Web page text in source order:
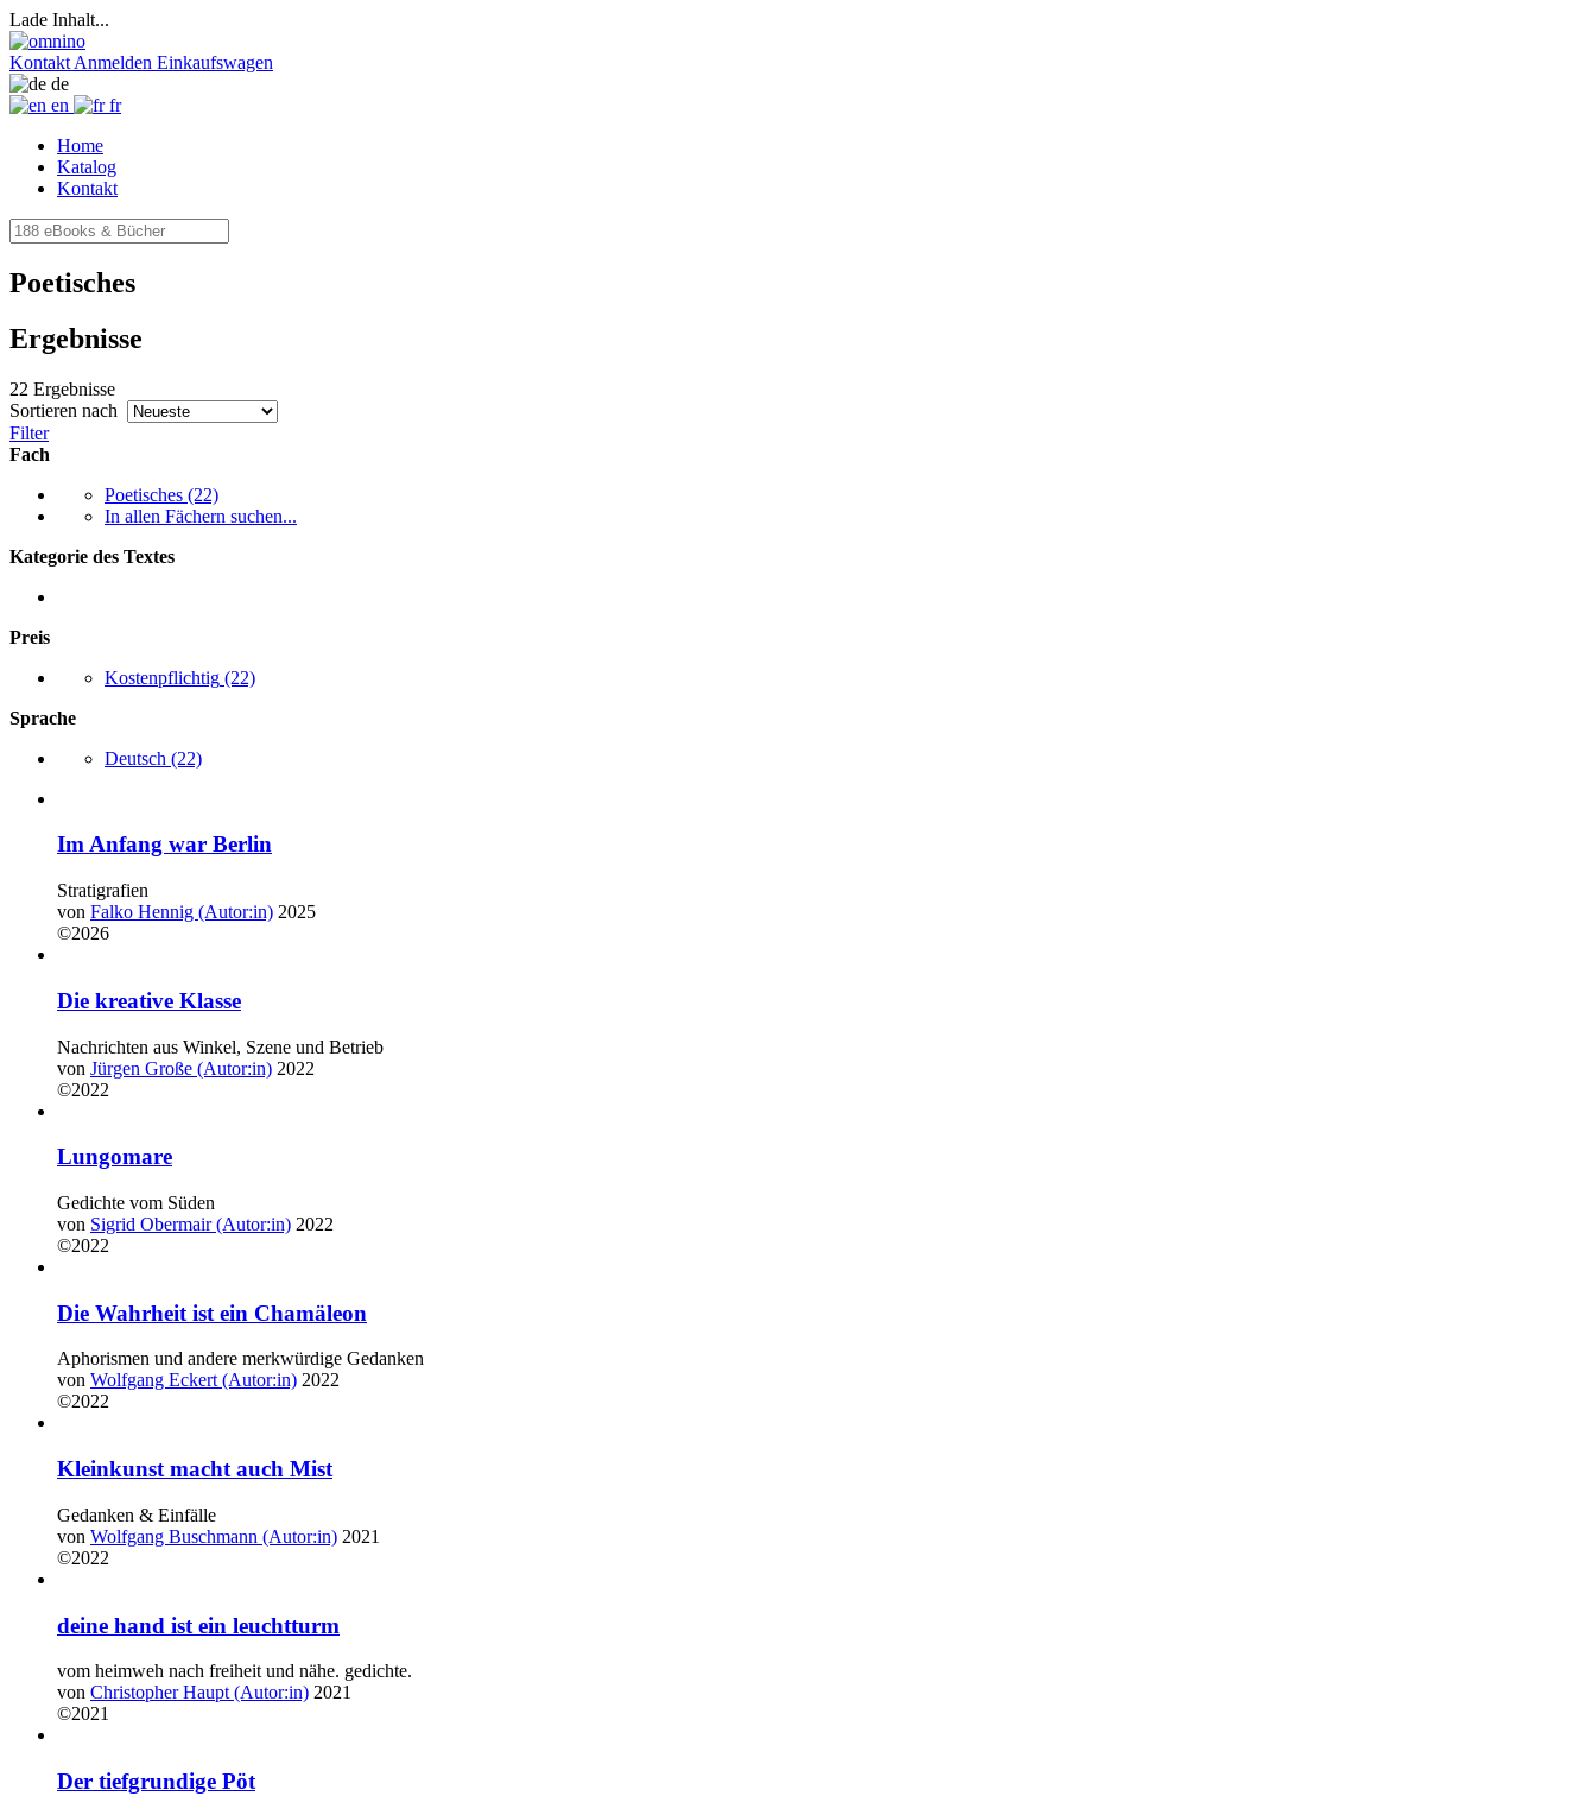
Lade Inhalt...
Kontakt Anmelden Einkaufswagen
de
en
fr
Home
Katalog
Kontakt
Poetisches
Ergebnisse
22 Ergebnisse
Sortieren nach
Filter
Fach
Poetisches (22)
In allen Fächern suchen...
Kategorie des Textes
Preis
Kostenpflichtig (22)
Sprache
Deutsch (22)
Im Anfang war Berlin
Stratigrafien
von Falko Hennig (Autor:in) 2025
©2026
Die kreative Klasse
Nachrichten aus Winkel, Szene und Betrieb
von Jürgen Große (Autor:in) 2022
©2022
Lungomare
Gedichte vom Süden
von Sigrid Obermair (Autor:in) 2022
©2022
Die Wahrheit ist ein Chamäleon
Aphorismen und andere merkwürdige Gedanken
von Wolfgang Eckert (Autor:in) 2022
©2022
Kleinkunst macht auch Mist
Gedanken & Einfälle
von Wolfgang Buschmann (Autor:in) 2021
©2022
deine hand ist ein leuchtturm
vom heimweh nach freiheit und nähe. gedichte.
von Christopher Haupt (Autor:in) 2021
©2021
Der tiefgrundige Pöt